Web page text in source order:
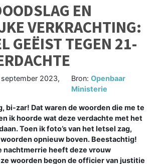
EN
VERKRACHTING:
GEËIST TEGEN 21-
september 2023,
Bron:Openbaar
Ministerie
bi-zar! Dat waren de woorden die me te
ik hoorde wat deze verdachte met het
Toen ik foto’s van het letsel zag,
opnieuw boven. Beestachtig!
nachtmerrie heeft deze vrouw
woorden begon de officier van justitie